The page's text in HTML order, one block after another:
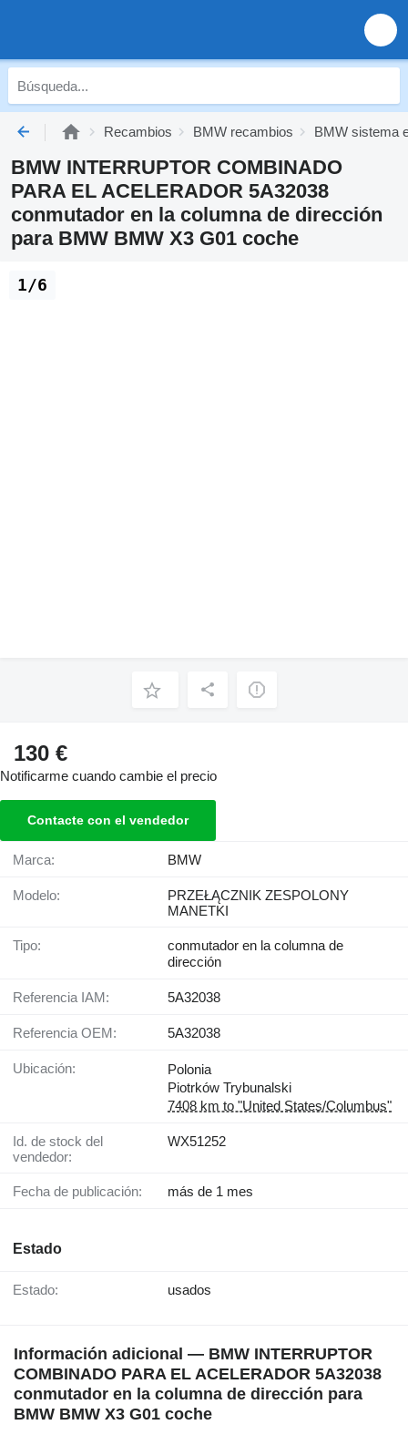
Recambios BMW recambios BMW sistema
BMW INTERRUPTOR COMBINADO
PARA EL ACELERADOR 5A32038
conmutador en la columna de dirección
para BMW BMW X3 G01 coche
1/6
130 €
Notificarme cuando cambie el precio
Contacte con el vendedor
Marca: BMW
Modelo:
PRZEŁĄCZNIK ZESPOLONY
MANETKI
Tipo:
conmutador en la columna de
dirección
Referencia IAM: 5A32038
Referencia OEM: 5A32038
Ubicación:
Polonia
Piotrków Trybunalski
7408 km to "United States/Columbus"
Id. de stock del
vendedor:
WX51252
Fecha de publicación: más de 1 mes
Estado
Estado: usados
Información adicional — BMW INTERRUPTOR
COMBINADO PARA EL ACELERADOR 5A32038
conmutador en la columna de dirección para
BMW BMW X3 G01 coche